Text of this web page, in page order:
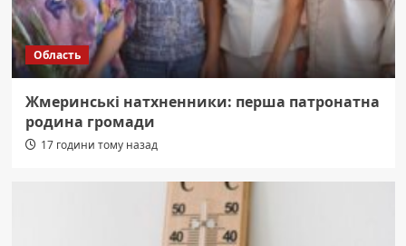
Область
Жмеринські натхненники: перша патронатна
родина громади
17 години тому назад